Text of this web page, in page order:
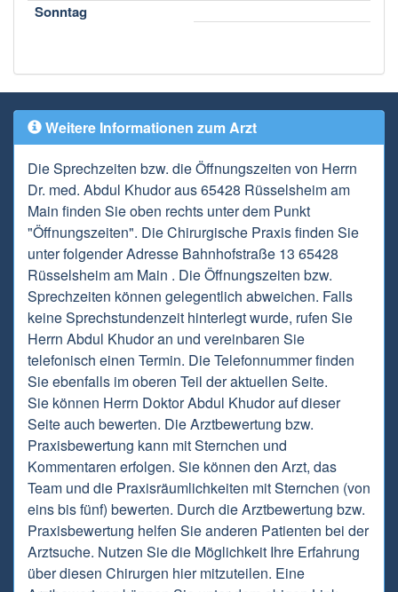
Sonntag
Weitere Informationen zum Arzt
Die Sprechzeiten bzw. die Öffnungszeiten von Herrn
Dr. med. Abdul Khudor aus 65428 Rüsselsheim am
Main finden Sie oben rechts unter dem Punkt
"Öffnungszeiten". Die Chirurgische Praxis finden Sie
unter folgender Adresse Bahnhofstraße 13 65428
Rüsselsheim am Main . Die Öffnungszeiten bzw.
Sprechzeiten können gelegentlich abweichen. Falls
keine Sprechstundenzeit hinterlegt wurde, rufen Sie
Herrn Abdul Khudor an und vereinbaren Sie
telefonisch einen Termin. Die Telefonnummer finden
Sie ebenfalls im oberen Teil der aktuellen Seite.
Sie können Herrn Doktor Abdul Khudor auf dieser
Seite auch bewerten. Die Arztbewertung bzw.
Praxisbewertung kann mit Sternchen und
Kommentaren erfolgen. Sie können den Arzt, das
Team und die Praxisräumlichkeiten mit Sternchen (von
eins bis fünf) bewerten. Durch die Arztbewertung bzw.
Praxisbewertung helfen Sie anderen Patienten bei der
Arztsuche. Nutzen Sie die Möglichkeit Ihre Erfahrung
über diesen Chirurgen hier mitzuteilen. Eine